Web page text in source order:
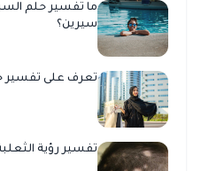
ما تفسير حلم
سيرين؟
تعرف على تفسير
تفسير رؤية